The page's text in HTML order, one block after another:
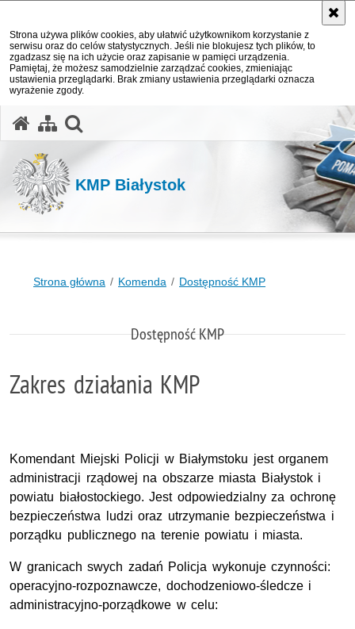
Strona używa plików cookies, aby ułatwić użytkownikom korzystanie z
serwisu oraz do celów statystycznych. Jeśli nie blokujesz tych plików, to
zgadzasz się na ich użycie oraz zapisanie w pamięci urządzenia.
Pamiętaj, że możesz samodzielnie zarządzać cookies, zmieniając
ustawienia przeglądarki. Brak zmiany ustawienia przeglądarki oznacza
wyrażenie zgody.
KMP Białystok
Strona główna Komenda Dostępność KMP
Dostępność KMP
Zakres działania KMP
Komendant Miejski Policji w Białymstoku jest organem
administracji rządowej na obszarze miasta Białystok i
powiatu białostockiego. Jest odpowiedzialny za ochronę
bezpieczeństwa ludzi oraz utrzymanie bezpieczeństwa i
porządku publicznego na terenie powiatu i miasta.
W granicach swych zadań Policja wykonuje czynności:
operacyjno-rozpoznawcze, dochodzeniowo-śledcze i
administracyjno-porządkowe w celu: